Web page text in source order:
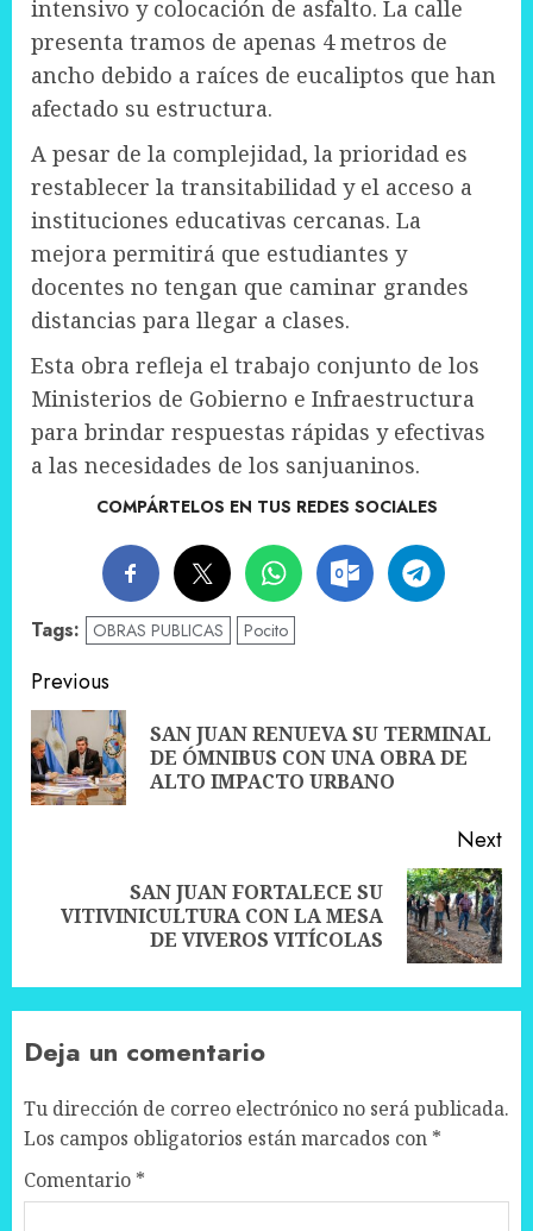
intensivo y colocación de asfalto. La calle
presenta tramos de apenas 4 metros de
ancho debido a raíces de eucaliptos que han
afectado su estructura.
A pesar de la complejidad, la prioridad es
restablecer la transitabilidad y el acceso a
instituciones educativas cercanas. La
mejora permitirá que estudiantes y
docentes no tengan que caminar grandes
distancias para llegar a clases.
Esta obra refleja el trabajo conjunto de los
Ministerios de Gobierno e Infraestructura
para brindar respuestas rápidas y efectivas
a las necesidades de los sanjuaninos.
COMPÁRTELOS EN TUS REDES SOCIALES
Tags: OBRAS PUBLICAS Pocito
Post
navigation
Previous
SAN JUAN RENUEVA SU TERMINAL
DE ÓMNIBUS CON UNA OBRA DE
ALTO IMPACTO URBANO
Next
Next
SAN JUAN FORTALECE SU
VITIVINICULTURA CON LA MESA
DE VIVEROS VITÍCOLAS
Deja un comentario
Tu dirección de correo electrónico no será publicada.
Los campos obligatorios están marcados con *
Comentario *